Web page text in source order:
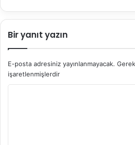
Bir yanıt yazın
E-posta adresiniz yayınlanmayacak.
işaretlenmişlerdir